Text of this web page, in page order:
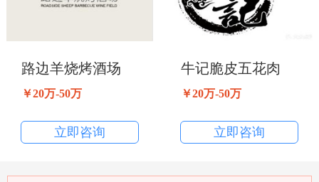
路边羊烧烤酒场
￥20万-50万
立即咨询
牛记脆皮五花肉
￥20万-50万
立即咨询